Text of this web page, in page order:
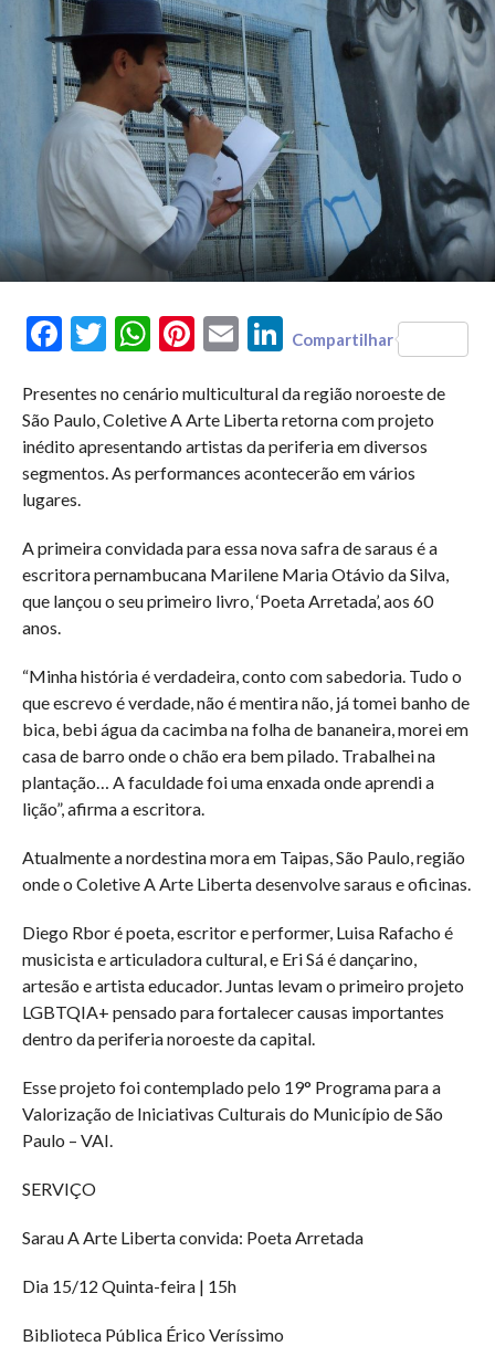
FacebookTwitterWhatsAppPinterest
Email LinkedIn
Compartilhar
Presentes no cenário multicultural da região noroeste de
São Paulo, Coletive A Arte Liberta retorna com projeto
inédito apresentando artistas da periferia em diversos
segmentos. As performances acontecerão em vários
lugares.
A primeira convidada para essa nova safra de saraus é a
escritora pernambucana Marilene Maria Otávio da Silva,
que lançou o seu primeiro livro, ‘Poeta Arretada’, aos 60
anos.
“Minha história é verdadeira, conto com sabedoria. Tudo o
que escrevo é verdade, não é mentira não, já tomei banho de
bica, bebi água da cacimba na folha de bananeira, morei em
casa de barro onde o chão era bem pilado. Trabalhei na
plantação… A faculdade foi uma enxada onde aprendi a
lição”, afirma a escritora.
Atualmente a nordestina mora em Taipas, São Paulo, região
onde o Coletive A Arte Liberta desenvolve saraus e oficinas.
Diego Rbor é poeta, escritor e performer, Luisa Rafacho é
musicista e articuladora cultural, e Eri Sá é dançarino,
artesão e artista educador. Juntas levam o primeiro projeto
LGBTQIA+ pensado para fortalecer causas importantes
dentro da periferia noroeste da capital.
Esse projeto foi contemplado pelo 19° Programa para a
Valorização de Iniciativas Culturais do Município de São
Paulo – VAI.
SERVIÇO
Sarau A Arte Liberta convida: Poeta Arretada
Dia 15/12 Quinta-feira | 15h
Biblioteca Pública Érico Veríssimo